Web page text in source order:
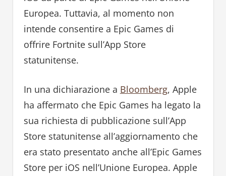
Europea. Tuttavia, al momento non
intende consentire a Epic Games di
offrire Fortnite sull’App Store
statunitense.
In una dichiarazione a Bloomberg, Apple
ha affermato che Epic Games ha legato la
sua richiesta di pubblicazione sull’App
Store statunitense all’aggiornamento che
era stato presentato anche all’Epic Games
Store per iOS nell’Unione Europea. Apple